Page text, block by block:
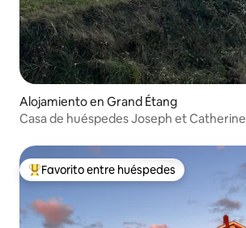
Alojamiento en Grand Étang
Casa de huéspedes Joseph et Catherine
Favorito entre huéspedes preferido
Favorito entre huéspedes